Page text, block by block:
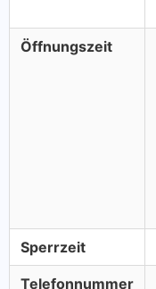
Öffnungszeit
Sperrzeit
Telefonnummer